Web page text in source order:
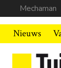
Mechaman
Nieuws